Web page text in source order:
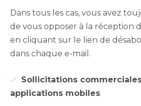
Dans tous les cas, vous avez
de vous opposer à la réception
en cliquant sur le lien de
dans chaque e-mail.
Sollicitations
applications mobiles